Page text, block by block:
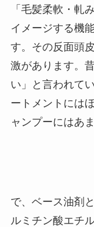
「毛髪柔軟・軋
イメージする機
す。その反面頭
激があります。
い」と言われて
ートメントには
ャンプーにはあ
で、ベース油剤
ルミチン酸エチ